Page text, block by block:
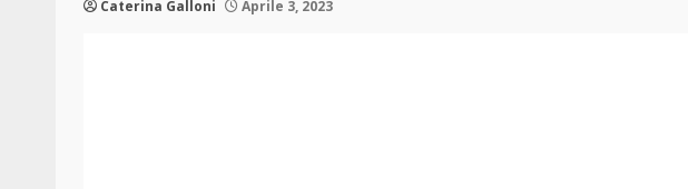
Caterina Galloni Aprile 3, 2023